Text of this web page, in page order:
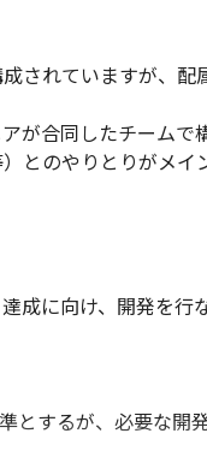
されていますが、
が合同したチームで
とのやりとりがメイ
成に向け、開発を行
とするが、必要な